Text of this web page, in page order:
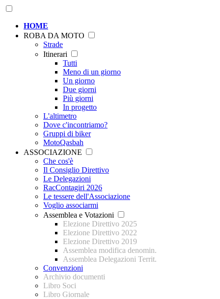
HOME
ROBA DA MOTO
Strade
Itinerari
Tutti
Meno di un giorno
Un giorno
Due giorni
Più giorni
In progetto
L'altimetro
Dove c'incontriamo?
Gruppi di biker
MotoQasbah
ASSOCIAZIONE
Che cos'è
Il Consiglio Direttivo
Le Delegazioni
RacContagiri 2026
Le tessere dell'Associazione
Voglio associarmi
Assemblea e Votazioni
Elezione Direttivo 2025
Elezione Direttivo 2022
Elezione Direttivo 2019
Assemblea modifica denomin.
Assemblea Delegazioni Territ.
Convenzioni
Archivio documenti
Libro Soci
Libro Giornale